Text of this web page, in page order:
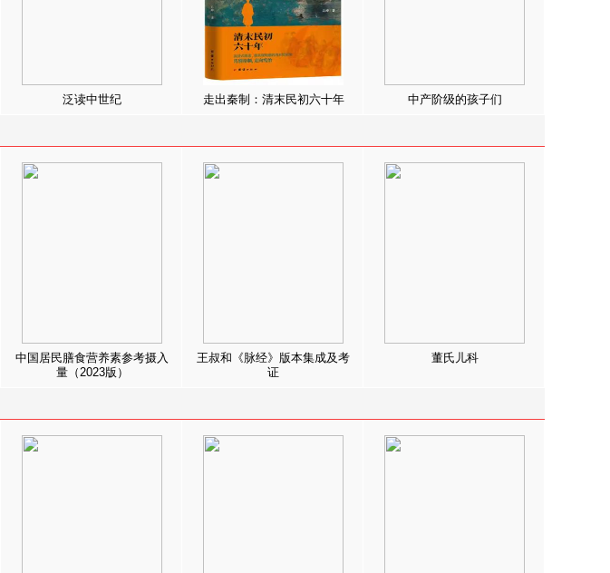
泛读中世纪 走出秦制：清末民初六十年 中产阶级的孩子们
中国居民膳食营养素参考摄入
量（2023版）
王叔和《脉经》版本集成及考
证
董氏儿科